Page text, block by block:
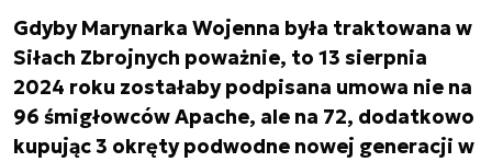
Gdyby Marynarka Wojenna była traktowana w
Siłach Zbrojnych poważnie, to 13 sierpnia
2024 roku zostałaby podpisana umowa nie na
96 śmigłowców Apache, ale na 72, dodatkowo
kupując 3 okręty podwodne nowej generacji w